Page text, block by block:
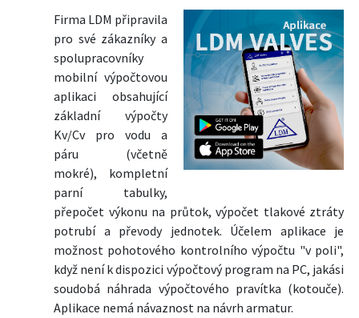
Firma LDM připravila
pro své zákazníky a
spolupracovníky
mobilní výpočtovou
aplikaci obsahující
základní výpočty
Kv/Cv pro vodu a
páru (včetně
mokré), kompletní
parní tabulky,
přepočet výkonu na průtok, výpočet tlakové ztráty
potrubí a převody jednotek. Účelem aplikace je
možnost pohotového kontrolního výpočtu "v poli",
když není k dispozici výpočtový program na PC, jakási
soudobá náhrada výpočtového pravítka (kotouče).
Aplikace nemá návaznost na návrh armatur.